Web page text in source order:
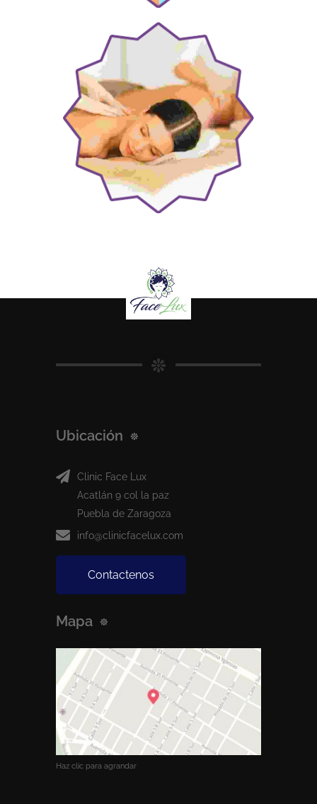
Ubicación
Clinic Face Lux
Acatlán 9 col la paz
Puebla de Zaragoza
info@clinicfacelux.com
Contactenos
Mapa
Haz clic para agrandar